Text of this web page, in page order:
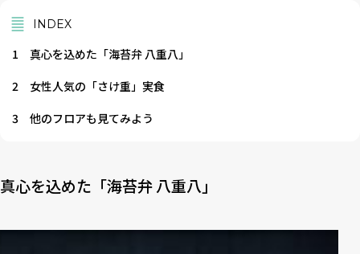
INDEX
1
真心を込めた「海苔弁 八重八」
2
女性人気の「さけ重」実食
3
他のフロアも見てみよう
真心を込めた「海苔弁 八重八」